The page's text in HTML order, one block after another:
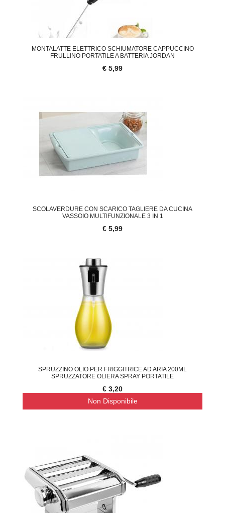
MONTALATTE ELETTRICO SCHIUMATORE CAPPUCCINO
FRULLINO PORTATILE A BATTERIA JORDAN
€ 5,99
SCOLAVERDURE CON SCARICO TAGLIERE DA CUCINA
VASSOIO MULTIFUNZIONALE 3 IN 1
€ 5,99
SPRUZZINO OLIO PER FRIGGITRICE AD ARIA 200ML
SPRUZZATORE OLIERA SPRAY PORTATILE
€ 3,20
Non Disponibile